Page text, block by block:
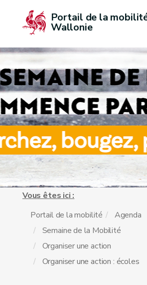
Portail de la
Wallonie
Vous êtes ici :
Portail de la mobilité
Agenda
Semaine de la Mobilité
Organiser une action
Organiser une action : écoles